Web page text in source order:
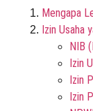
Mengapa
Izin Usaha
NIB
Izin
Izin
Izin